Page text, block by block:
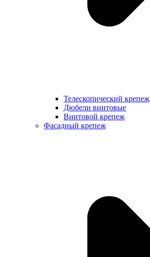
Телескопический крепеж
Дюбели винтовые
Винтовой крепеж
Фасадный крепеж